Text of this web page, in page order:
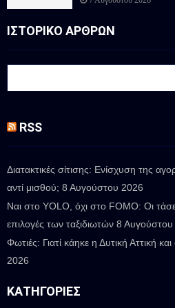
ΙΣΤΟΡΙΚΟ ΑΡΘΡΩΝ
RSS
Διατακτικές σίτισης: Ενίσχυση της
αντί μισθού; 8 Αυγούστου 2026
Ναι στο YOLO, όχι στο FOMO: Οι
επιλογές των ταξιδιωτών 8 Αυγούστου
Φωτιές: Γιατί κάηκε η Δυτική Αττική
2026
ΚΑΤΗΓΟΡΊΕΣ